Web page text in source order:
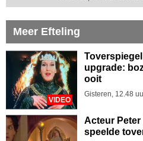
Meer Efteling
VIDEO
upgrade:
ooit
Gisteren, 12.48
Acteur Peter
speelde